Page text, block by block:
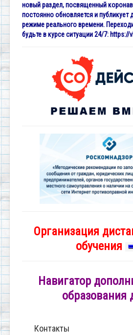
новый раздел, посвященный
постоянно обновляется и публикует
режиме реального времени.
будьте в курсе ситуации 24/7: https://
Организация
обучения
Навигатор
образования
Контакты